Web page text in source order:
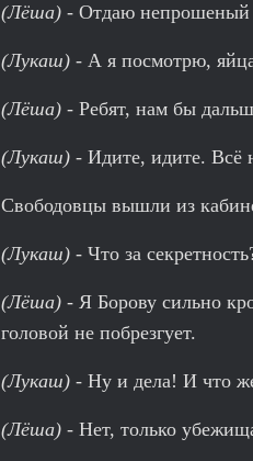
(Лёша) - Отдаю непрошеный
(Лукаш) - А я посмотрю,
(Лёша) - Ребят, нам бы
(Лукаш) - Идите, идите. Всё
Свободовцы вышли из
(Лукаш) - Что за
(Лёша) - Я Борову сильно
головой не побрезгует.
(Лукаш) - Ну и дела! И что
(Лёша) - Нет, только